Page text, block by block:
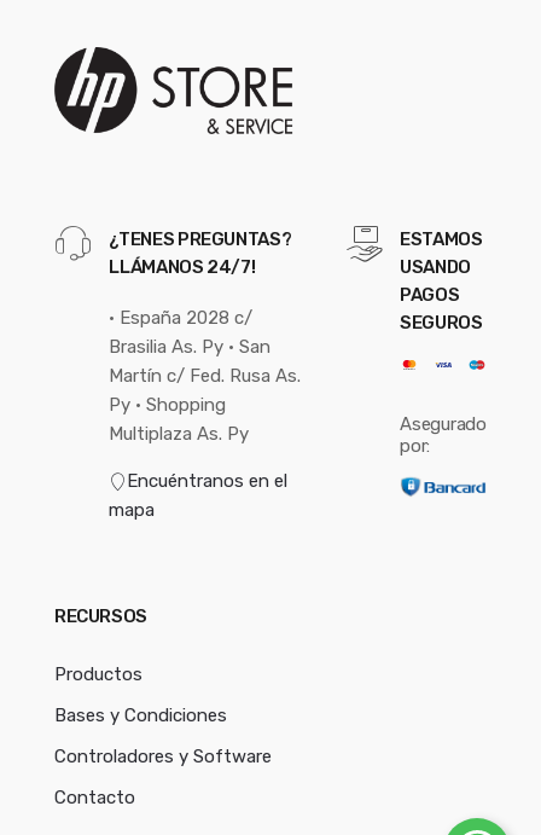
¿TENES PREGUNTAS?
LLÁMANOS 24/7!
• España 2028 c/
Brasilia As. Py • San
Martín c/ Fed. Rusa As.
Py • Shopping
Multiplaza As. Py
Encuéntranos en el
mapa
ESTAMOS
USANDO
PAGOS
SEGUROS
Asegurado
por:
RECURSOS
Productos
Bases y Condiciones
Controladores y Software
Contacto